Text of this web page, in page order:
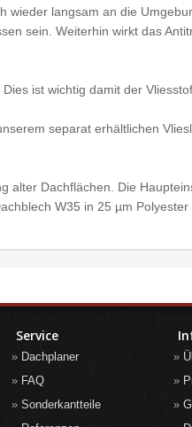
langsam an die
sein. Weiterhin wirkt das
ist wichtig damit der
separat erhältlichen
alter Dachflächen. Die
W35 in 25 µm
Service
Dachplaner
FAQ
Sonderkantteile